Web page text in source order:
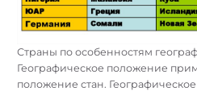
Страны по особенностям
Географическое положение
положение стан.